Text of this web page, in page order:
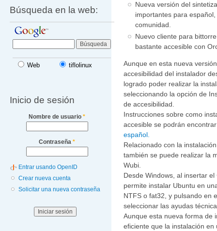
Búsqueda en la web:
Web tiflolinux
Inicio de sesión
Nombre de usuario *
Contraseña *
Entrar usando OpenID
Crear nueva cuenta
Solicitar una nueva contraseña
Nueva versión del
importantes para
comunidad.
Nuevo cliente para
bastante accesible con
Aunque en esta nueva
accesibilidad del instalador
logrado poder realizar la
seleccionando la opción de
de accesibilidad.
Instrucciones sobre como
accesible se podrán
español.
Relacionado con la
también se puede realizar la
Wubi.
Desde Windows, al insertar
permite instalar Ubuntu en
NTFS o fat32, y pulsando en
seleccionar las ayudas
Aunque esta nueva forma de
eficiente que la instalación